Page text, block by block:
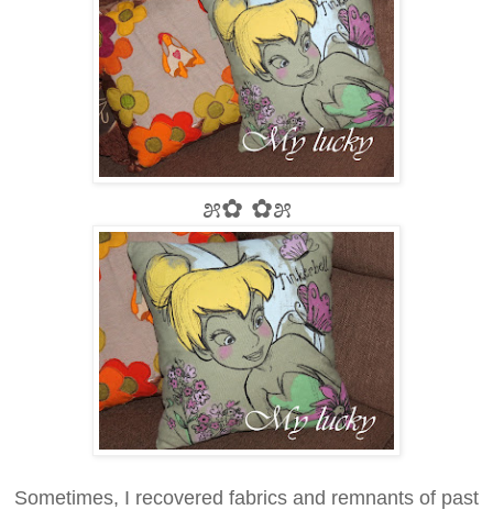
೫✿ ✿೫
Sometimes, I recovered fabrics and remnants of past